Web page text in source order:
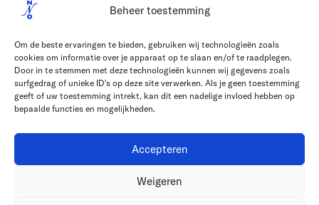
Beheer toestemming
Om de beste ervaringen te bieden, gebruiken wij technologieën zoals
cookies om informatie over je apparaat op te slaan en/of te raadplegen.
Door in te stemmen met deze technologieën kunnen wij gegevens zoals
surfgedrag of unieke ID's op deze site verwerken. Als je geen toestemming
geeft of uw toestemming intrekt, kan dit een nadelige invloed hebben op
bepaalde functies en mogelijkheden.
Accepteren
Weigeren